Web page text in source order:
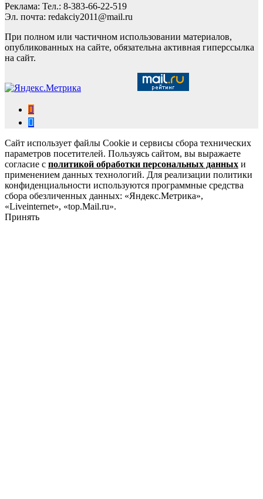
Реклама: Тел.: 8-383-66-22-519
Эл. почта: redakciy2011@mail.ru
При полном или частичном использовании материалов,
опубликованных на сайте, обязательна активная гиперссылка
на сайт.
Сайт использует файлы Cookie и сервисы сбора технических
параметров посетителей. Пользуясь сайтом, вы выражаете
согласие с политикой обработки персональных данных и
применением данных технологий. Для реализации политики
конфиденциальности используются программные средства
сбора обезличенных данных: «Яндекс.Метрика»,
«Liveinternet», «top.Mail.ru».
Принять